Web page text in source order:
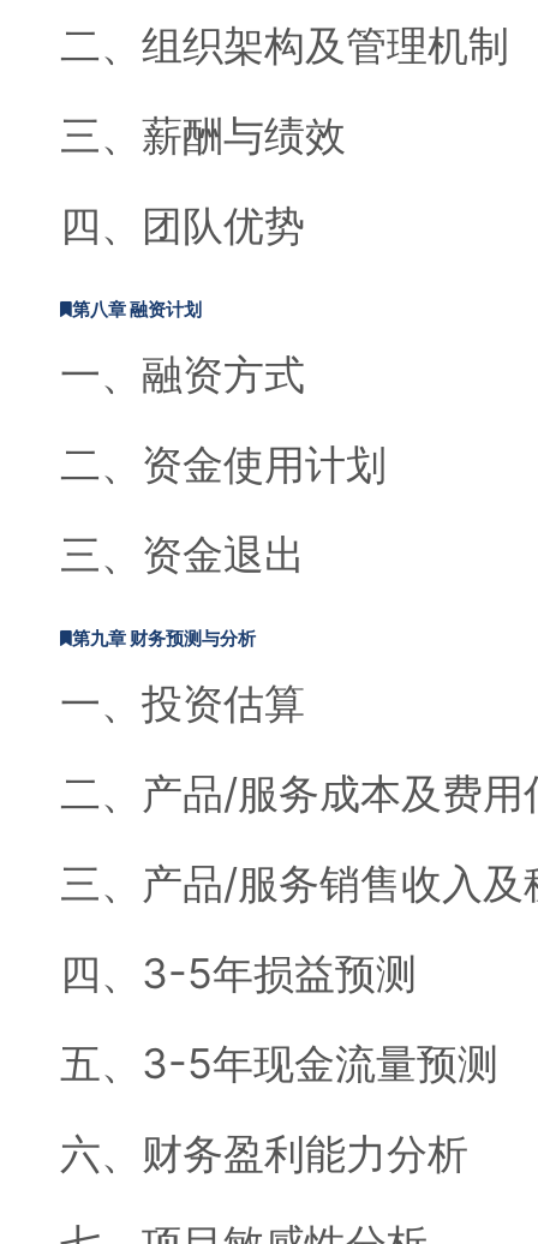
二、组织架构及管理机制
三、薪酬与绩效
四、团队优势
第八章 融资计划
一、融资方式
二、资金使用计划
三、资金退出
第九章 财务预测与分析
一、投资估算
二、产品/服务成本及费用
三、产品/服务销售收入及
四、3-5年损益预测
五、3-5年现金流量预测
六、财务盈利能力分析